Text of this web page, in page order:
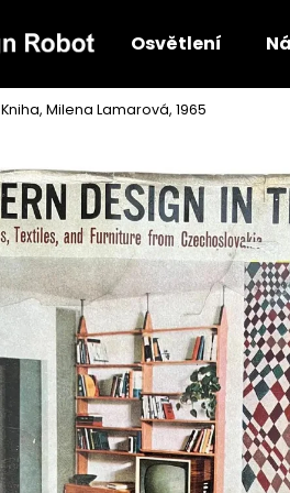
Osvětlení
Kniha, Milena Lamarová, 1965